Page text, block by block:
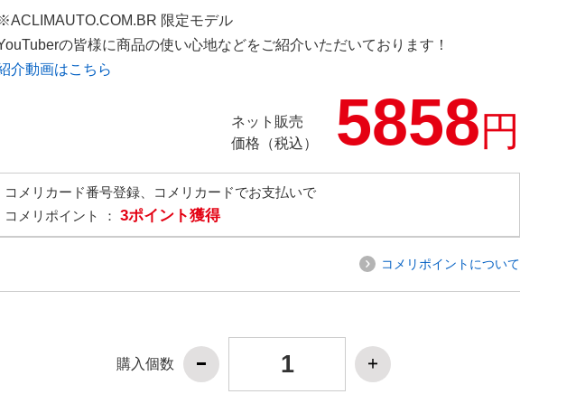
限定モデル
の皆様に商品の使い心地などをご紹介いただいております！
介動画はこちら
ネット販売
価格（税込）
5858円
コメリカード番号登録、コメリカードでお支払いで
コメリポイント ： 3ポイント獲得
コメリポイントについて
購入個数